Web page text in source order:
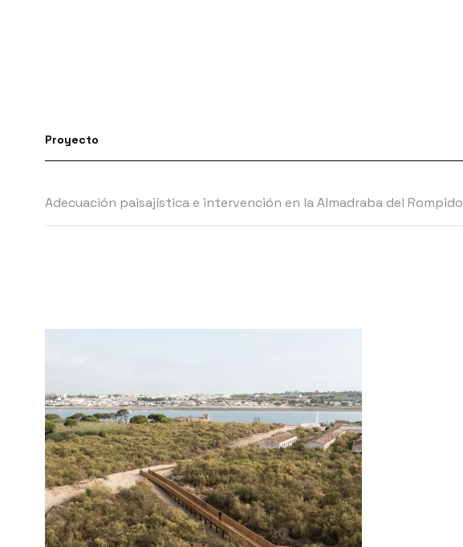
Proyecto
Adecuación paisajística e intervención en la Almadraba del Rompido